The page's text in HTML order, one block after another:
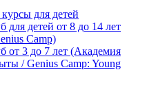
для детей
для детей от 8 до 14 лет
Camp)
от 3 до 7 лет (Академия
/ Genius Camp: Young